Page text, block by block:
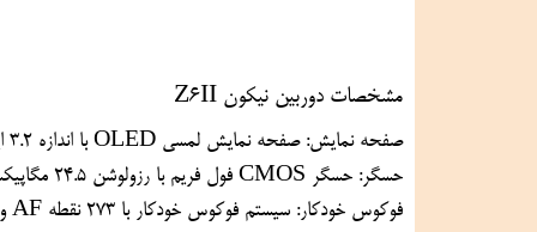
مشخصات دوربین نیکون Z6II
صفحه نمایش: صفحه نمایش لمسی OLED با اندازه 3.2 اینچ و رزولوشن 2.1 میلیون پیکسل.
حسگر: حسگر CMOS فول فریم با رزولوشن 24.5 مگاپیکسل.
فوکوس خودکار: سیستم فوکوس خودکار با 273 نقطه AF و پوشش 90٪ فریم.